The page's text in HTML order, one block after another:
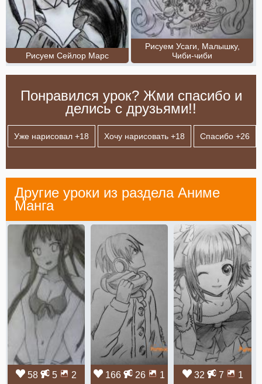
Рисуем Сейлор Марс
Рисуем Усаги, Малышку,
Чиби-чиби
Понравился урок? Жми спасибо и
делись с друзьями!!
Уже нарисовал +18 Хочу нарисовать +18 Спасибо +26
Другие уроки из раздела Аниме
Манга
58 5
2
166 26
1
32 7
1